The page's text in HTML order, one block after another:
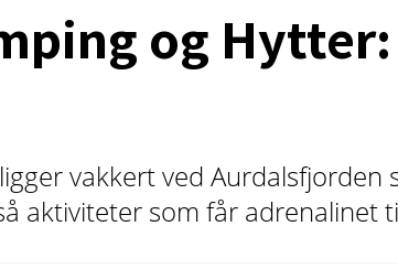
og
vakkert ved Aurdalsfjorden
aktiviteter som får adrenalinet